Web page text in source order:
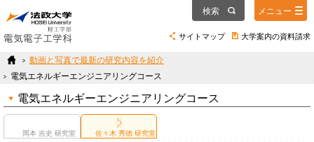
サイトマップ 大学案内の資料請求
検索 メニュー
動画と写真で最新の研究内容を紹介
電気エネルギーエンジニアリングコース
電気エネルギーエンジニアリングコース
岡本 吉史 研究室 佐々木 秀徳 研究室